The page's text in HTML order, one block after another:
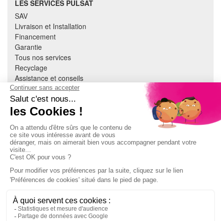
LES SERVICES PULSAT
SAV
Livraison et Installation
Financement
Garantie
Tous nos services
Recyclage
Assistance et conseils
Cuisine équipée
Literie
Nous contacter
À PROPOS
CGV
Mentions légales
Données personnelles
Devenir adhérent
EN SAVOIR PLUS
Indice de réparabilité